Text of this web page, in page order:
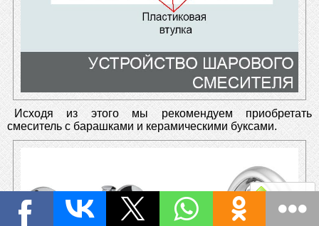
Исходя из этого мы рекомендуем приобретать
смеситель с барашками и керамическими буксами.